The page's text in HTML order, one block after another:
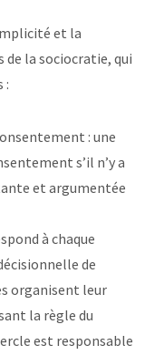
et la
de la sociocratie, qui
:
: une
s’il n’y a
et argumentée
à chaque
de
organisent leur
la règle du
est responsable